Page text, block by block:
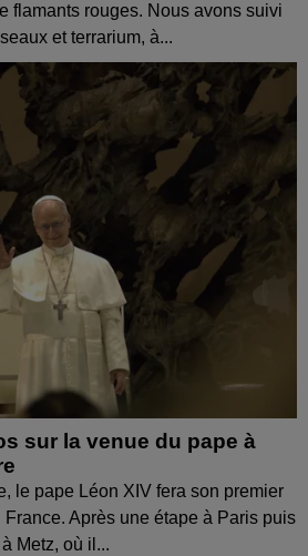
flamants rouges. Nous avons suivi
et terrarium, à...
sur la venue du pape à
le pape Léon XIV fera son premier
Après une étape à Paris puis
Metz, où il...